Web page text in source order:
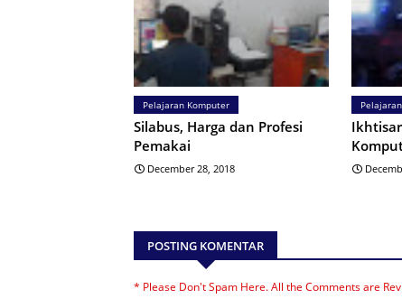
Pelajaran Komputer
Silabus, Harga dan Profesi
Pemakai
December 28, 2018
POSTING KOMENTAR
* Please Don't Spam Here. All the Comments are